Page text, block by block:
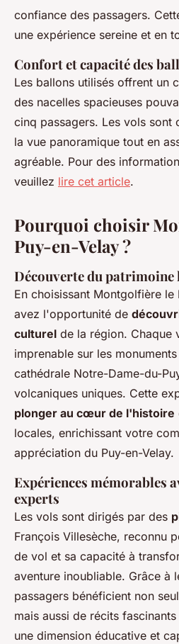
confiance des passagers.
une expérience sereine et en
Confort et capacité des
Les ballons utilisés offrent un
des nacelles spacieuses
cinq passagers. Les vols sont
la vue panoramique tout en
agréable. Pour des
veuillez lire cet article.
Pourquoi choisir
Puy-en-Velay ?
Découverte du patrimoine
En choisissant Montgolfière le
avez l'opportunité de
culturel de la région. Chaque
imprenable sur les
cathédrale Notre-Dame-du-
volcaniques uniques. Cette
plonger au cœur de l'histoire
locales, enrichissant votre
appréciation du Puy-en-Velay.
Expériences mémorables
experts
Les vols sont dirigés par des
François Villesèche, reconnu
de vol et sa capacité à
aventure inoubliable. Grâce à
passagers bénéficient non
mais aussi de récits
une dimension éducative et